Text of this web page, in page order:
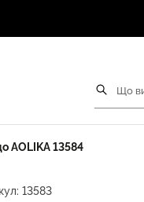
AOLIKA 13584
13583